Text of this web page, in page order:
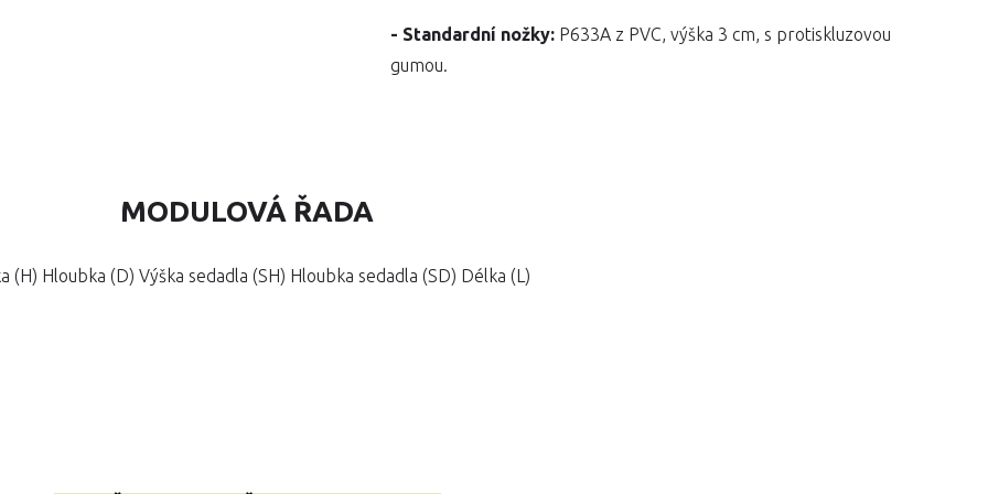
- Standardní nožky: P633A z PVC, výška 3 cm, s protiskluzovou
gumou.
MODULOVÁ ŘADA
(H) Hloubka (D) Výška sedadla (SH) Hloubka sedadla (SD) Délka (L)